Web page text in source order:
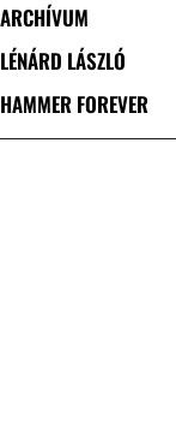
ARCHÍVUM
LÉNÁRD LÁSZLÓ
HAMMER FOREVER